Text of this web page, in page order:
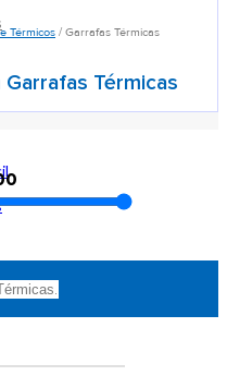
Térmicos / Garrafas Térmicas
Térmicas